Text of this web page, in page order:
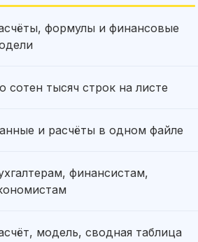
формулы и финансовые
сотен тысяч строк на листе
и расчёты в одном файле
финансистам,
модель, сводная таблица